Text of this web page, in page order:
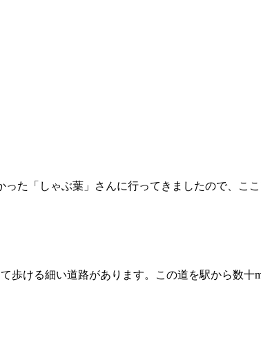
た「しゃぶ葉」さんに行ってきましたので、こ
歩ける細い道路があります。この道を駅から数